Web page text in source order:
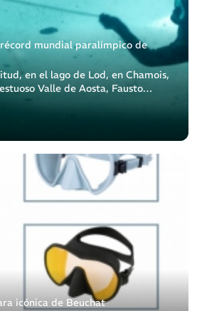
mundial paralímpico de
en el lago de Lod, en Chamois,
Valle de Aosta, Fausto
equipado por Beuchat, logró
icónica de Beuchat